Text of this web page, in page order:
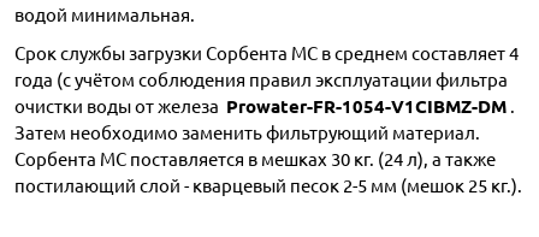
водой минимальная.
Срок службы загрузки Сорбента МС в среднем составляет 4
года (с учётом соблюдения правил эксплуатации фильтра
очистки воды от железа Prowater-FR-1054-V1CIBMZ-DM .
Затем необходимо заменить фильтрующий материал.
Сорбента МС поставляется в мешках 30 кг. (24 л), а также
постилающий слой - кварцевый песок 2-5 мм (мешок 25 кг.).